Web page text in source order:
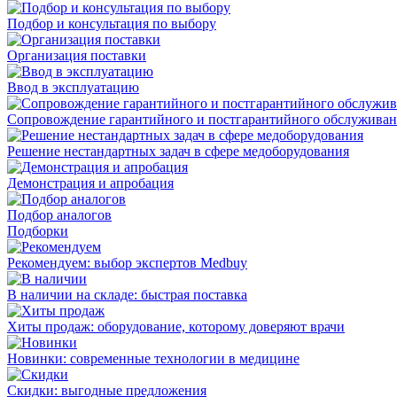
Подбор и консультация по выбору
Организация поставки
Ввод в эксплуатацию
Сопровождение гарантийного и постгарантийного
Решение нестандартных задач в сфере медоборудования
Демонстрация и апробация
Подбор аналогов
Подборки
Рекомендуем: выбор экспертов Medbuy
В наличии на складе: быстрая поставка
Хиты продаж: оборудование, которому доверяют врачи
Новинки: современные технологии в медицине
Скидки: выгодные предложения